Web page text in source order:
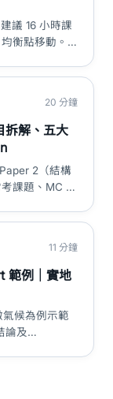
議 16 小時課
衡點移動。
題型。
20 分鐘
拆解、五大
2（結構
課題、MC 點
11 分鐘
範例｜實地
候為例示範
論及